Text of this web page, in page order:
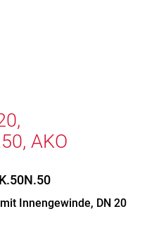
AKO
Innengewinde, DN 20